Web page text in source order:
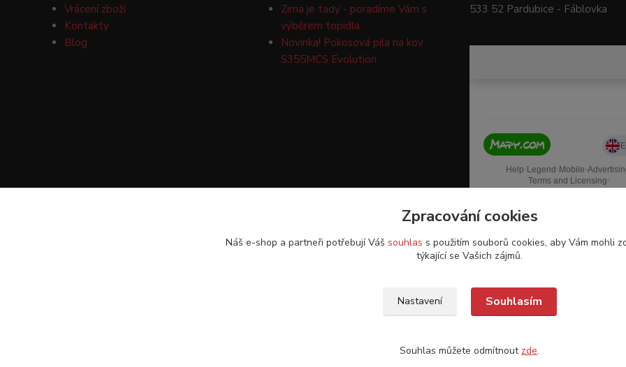
Vrácení zboží
Kontakty
Blog
Zima je tady - poradíme Vám s
výběrem topidla
Novinka! Pokosová pila na kov
S355MCS Evolution
533 52 Pardubice - Fáblovka
Veškeré texty a popisy vytvořila společnost TOMPET.CZ s.r.o. - 2017-2026 © TOMPET.CZ
Zpracování cookies
Náš e-shop a partneři potřebují Váš souhlas s použitím souborů cookies, aby Vám mohli
týkající se Vašich zájmů.
Nastavení Souhlasím
Souhlas můžete odmítnout zde.